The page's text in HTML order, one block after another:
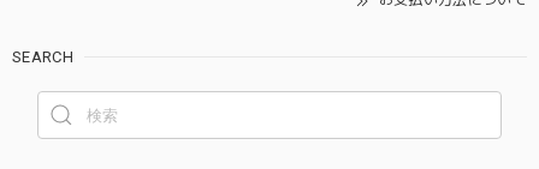
SEARCH